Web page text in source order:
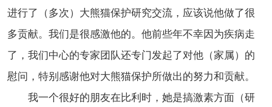
进行了（多次）大熊猫保护研究交流，应该说他做了很
多贡献。我们是很感激他的。他前些年不幸因为疾病走
了，我们中心的专家团队还专门发起了对他（家属）的
慰问，特别感谢他对大熊猫保护所做出的努力和贡献。
我一个很好的朋友在比利时，她是搞激素方面（研